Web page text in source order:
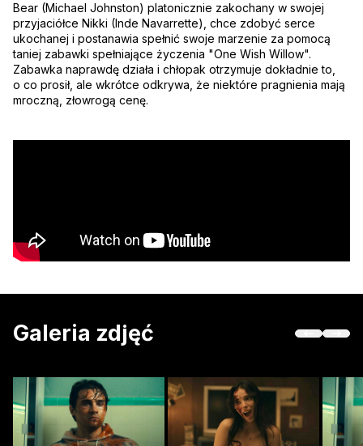
Bear (Michael Johnston) platonicznie zakochany w swojej
przyjaciółce Nikki (Inde Navarrette), chce zdobyć serce
ukochanej i postanawia spełnić swoje marzenie za pomocą
taniej zabawki spełniające życzenia "One Wish Willow".
Zabawka naprawdę działa i chłopak otrzymuje dokładnie to,
o co prosił, ale wkrótce odkrywa, że niektóre pragnienia mają
mroczną, złowrogą cenę.
Galeria zdjęć